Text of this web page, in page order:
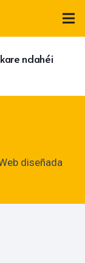
ndahéi
diseñada